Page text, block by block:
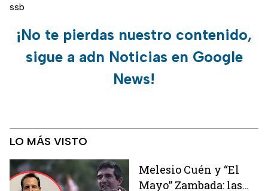
ssb
¡No te pierdas nuestro contenido,
sigue a adn Noticias en Google
News!
LO MÁS VISTO
Melesio Cuén y “El
Mayo” Zambada: las